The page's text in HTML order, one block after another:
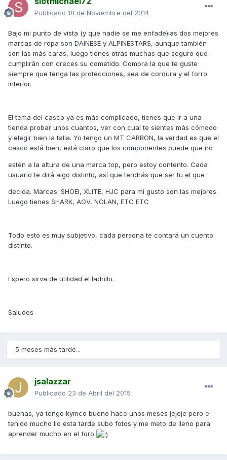
Publicado 18 de Noviembre del 2014
Bajo mi punto de vista (y que nadie se me enfade)las dos mejores
marcas de ropa son DAINESE y ALPINESTARS, aunque también
son las más caras, luego tienes otras muchas que seguro que
cumplirán con creces su cometido. Compra la que te guste
siempre que tenga las protecciones, sea de cordura y el forro
interior.
El tema del casco ya es más complicado, tienes que ir a una
tienda probar unos cuantos, ver con cual te sientes más cómodo
y elegir bien la talla. Yo tengo un MT CARBON, la verdad es que el
casco está bien, está claro que los componentes puede que no
estén a la altura de una marca top, pero estoy contento. Cada
usuario te dirá algo distinto, así que tendrás que ser tu el que
decida. Marcas: SHOEI, XLITE, HJC para mi gusto son las mejores.
Luego tienes SHARK, AGV, NOLAN, ETC ETC
Todo esto es muy subjetivo, cada persona te contará un cuento
distinto.
Espero sirva de utilidad el ladrillo.
Saludos
5 meses más tarde...
jsalazzar
Publicado 23 de Abril del 2015
buenas, ya tengo kymco bueno hace unos meses jejeje pero e
tenido mucho lio esta tarde subo fotos y me meto de lleno para
aprender mucho en el foro